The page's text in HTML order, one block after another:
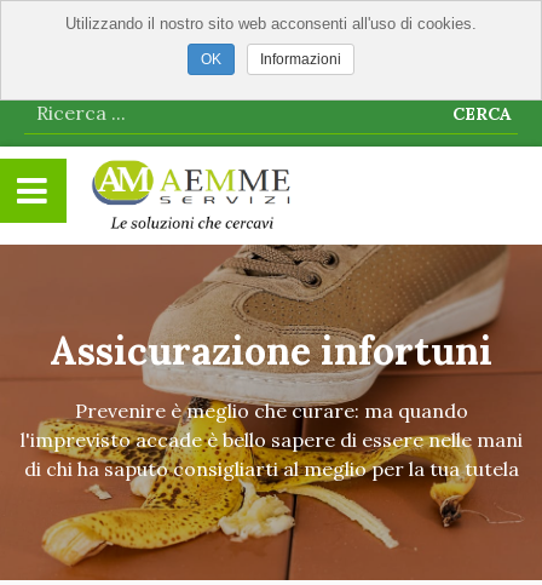
CERCA
Assicurazione infortuni
Prevenire è meglio che curare: ma quando
l'imprevisto accade è bello sapere di essere nelle mani
di chi ha saputo consigliarti al meglio per la tua tutela
Utilizzando il nostro sito web acconsenti all'uso di cookies.
Informazioni